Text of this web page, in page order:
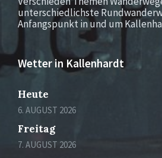
unterschiedlichste
Anfangspunkt in und um
Wetter in Kallenhardt
Heute
6. AUGUST 2026
Freitag
7. AUGUST 2026